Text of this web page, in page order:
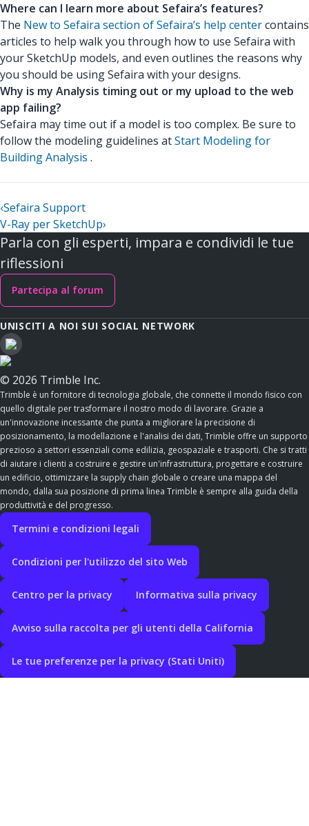
Where can I learn more about Sefaira’s features?
The New to Sefaira section of Sefaira’s help centercontains
articles to help walk you through how to use Sefaira with
your SketchUp models, and even outlines the reasons why
you should be using Sefaira with your designs.
Why is my Analysis timing out or my upload to the web
app failing?
Sefaira may time out if a model is too complex. Be sure to
follow the modeling guidelines atStart Modeling for
Building Analysis .
‹Sefaira Support
V-Ray per SketchUp›
Parla con gli esperti, impara e condividi le tue
riflessioni
Partecipa al forum
UNISCITI A NOI SUI SOCIAL NETWORK
© 2026 Trimble Inc.
Trimble è un fornitore di tecnologia globale, che connette il mondo fisico con
quello digitale per trasformare il nostro modo di lavorare. Grazie a
un'innovazione incessante che punta a migliorare la precisione di
posizionamento, la modellazione e l'analisi dei dati, Trimble offre un supporto
prezioso a settori essenziali come edilizia, geospaziale e trasporti. Che si tratti
di aiutare i clienti a costruire e gestire un'infrastruttura, progettare e costruire
un edificio, ottimizzare la supply chain globale o creare una mappa del
mondo, dalla sua posizione di prima linea Trimble è sempre alla guida della
produttività e del progresso.
Termini e condizioni legali
Condizioni per l'utilizzo del sito Web
Centro per la privacy Informativa sulla privacy
Avviso sulla raccolta per gli utenti della California
Le tue preferenze per la privacy (Stati Uniti)